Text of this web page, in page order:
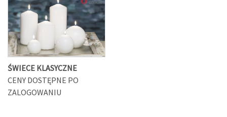
ŚWIECE KLASYCZNE
CENY DOSTĘPNE PO
ZALOGOWANIU